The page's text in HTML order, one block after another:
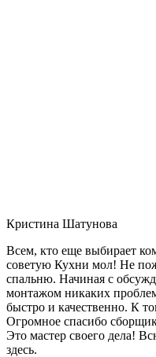
Кристина Шатунова
Всем, кто еще выбирает
советую Кухни мол! Не
спальню. Начиная с
монтажом никаких
быстро и качественно. К
Огромное спасибо
Это мастер своего дела!
здесь.